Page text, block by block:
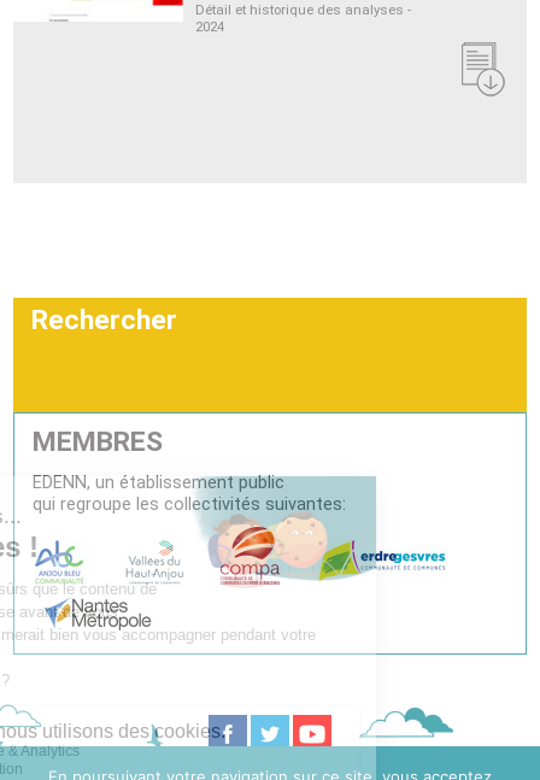
Détail et historique des analyses -
2024
Rechercher
MEMBRES
EDENN, un établissement public
qui regroupe les collectivités suivantes: